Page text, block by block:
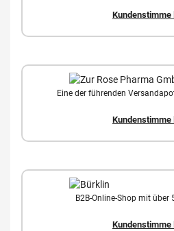
Kundenstimme
Eine der führenden
Kundenstimme
B2B-Online-Shop mit über
Kundenstimme